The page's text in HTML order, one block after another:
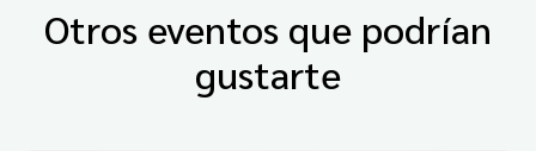
Otros eventos que podrían
gustarte